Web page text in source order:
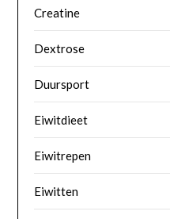
Creatine
Dextrose
Duursport
Eiwitdieet
Eiwitrepen
Eiwitten